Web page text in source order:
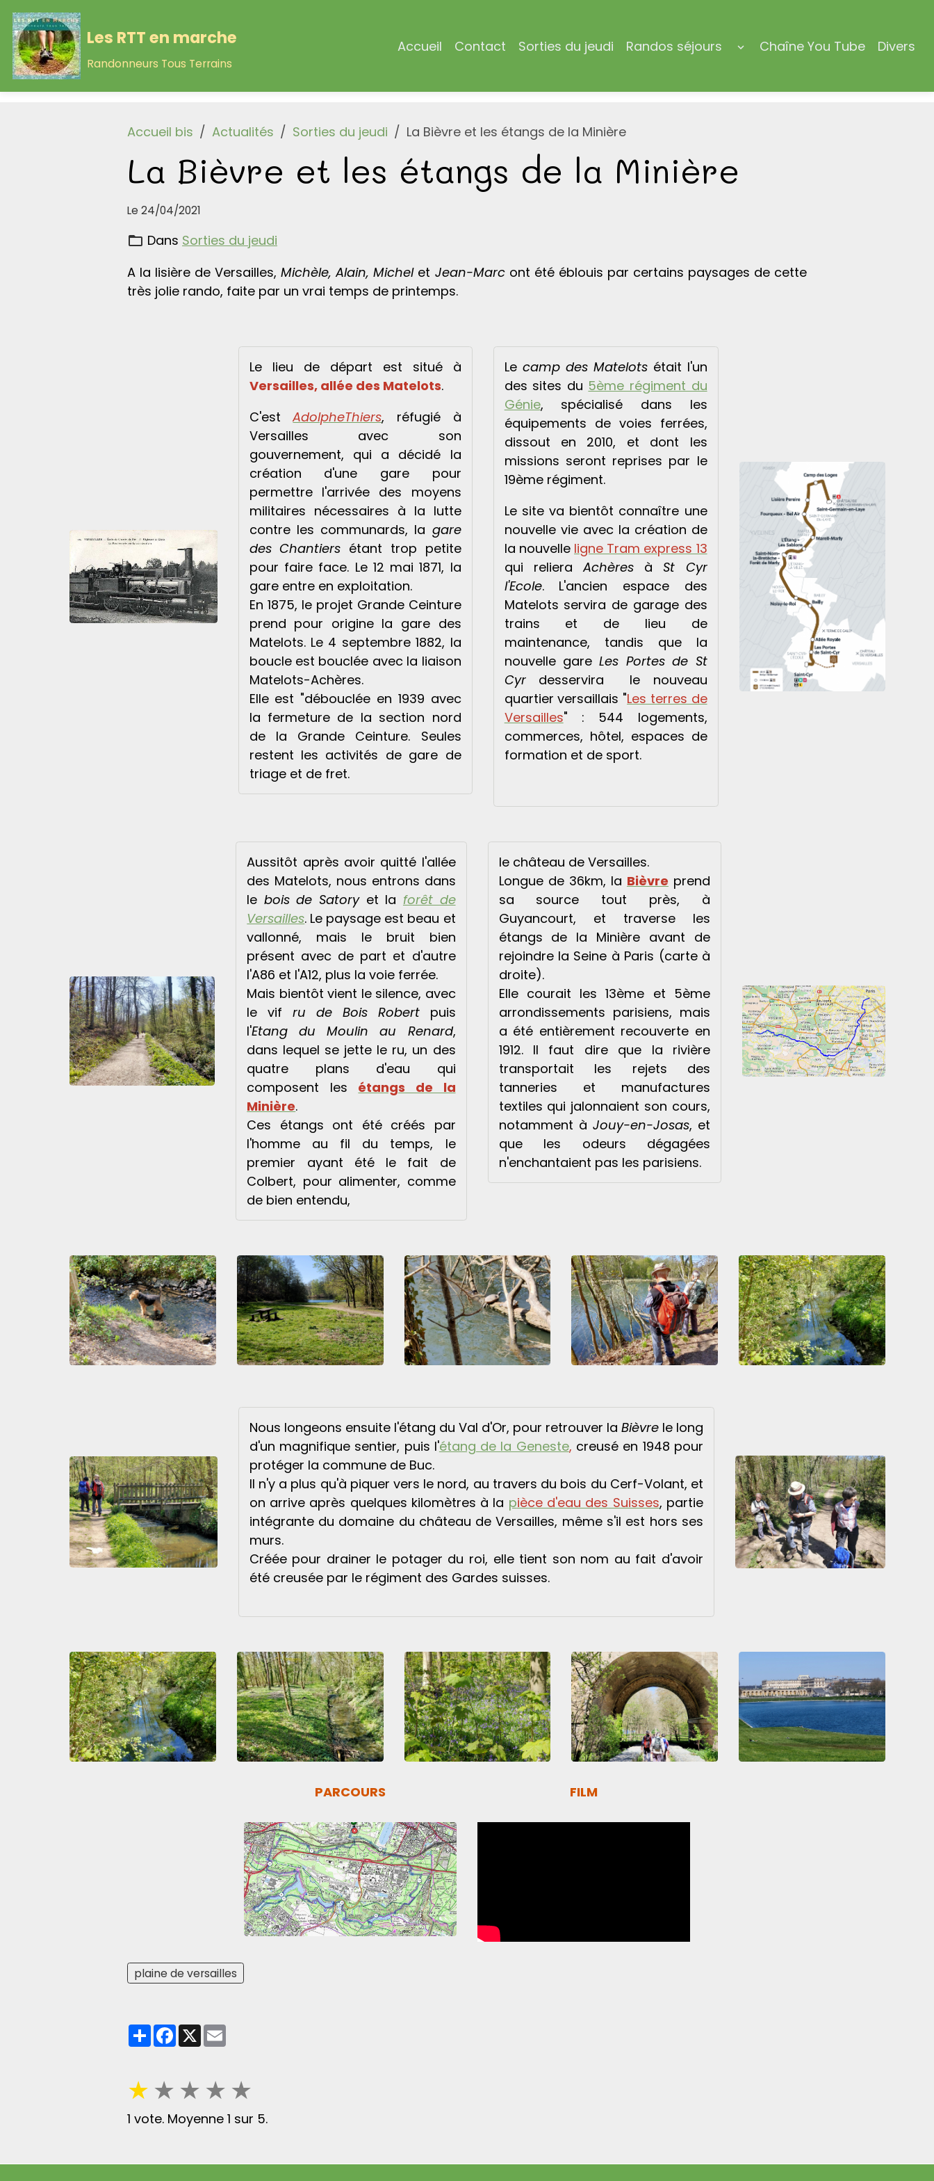
Les RTT en marche
Randonneurs Tous Terrains
Accueil Contact Sorties du jeudi Randos séjours Chaîne You Tube Divers
Accueil bis Actualités Sorties du jeudi La Bièvre et les étangs de la Minière
La Bièvre et les étangs de la Minière
Le 24/04/2021
Dans Sorties du jeudi
A la lisière de Versailles,Michèle, Alain, Michel et Jean-Marcont été éblouis par certains paysages de cette
très jolie rando, faite par un vrai temps de printemps.
Le lieu de départ est situé à
Versailles, allée des Matelots.
C'estAdolpheThiers, réfugié à
Versailles avec son
gouvernement, qui a décidé la
création d'une gare pour
permettre l'arrivée des moyens
militaires nécessaires à la lutte
contre les communards, la gare
des Chantiers étant trop petite
pour faire face. Le 12 mai 1871, la
gare entre en exploitation.
En 1875, le projet Grande Ceinture
prend pour origine la gare des
Matelots. Le 4 septembre 1882, la
boucle est bouclée avec la liaison
Matelots-Achères.
Elle est "débouclée en 1939 avec
la fermeture de la section nord
de la Grande Ceinture. Seules
restent les activités de gare de
triage et de fret.
Le camp des Matelotsétait l'un
des sites du 5ème régiment du
Génie, spécialisé dans les
équipements de voies ferrées,
dissout en 2010, et dont les
missions seront reprises par le
19ème régiment.
Le site va bientôt connaître une
nouvelle vie avec la création de
la nouvelle ligne Tram express 13
qui relieraAchères à St Cyr
l'Ecole. L'ancien espace des
Matelots servira de garage des
trains et de lieu de
maintenance, tandis que la
nouvelle gareLes Portes de St
Cyrdesservira le nouveau
quartier versaillais "Les terres de
Versailles" : 544 logements,
commerces, hôtel, espaces de
formation et de sport.
Aussitôt après avoir quitté l'allée
des Matelots, nous entrons dans
le bois de Satoryet la forêt de
Versailles. Le paysage est beau et
vallonné, mais le bruit bien
présent avec de part et d'autre
l'A86 et l'A12, plus la voie ferrée.
Mais bientôt vient le silence, avec
le vifru de Bois Robertpuis
l'Etang du Moulin au Renard,
dans lequel se jette le ru, un des
quatre plans d'eau qui
composent les étangs de la
Minière.
Ces étangs ont été créés par
l'homme au fil du temps, le
premier ayant été le fait de
Colbert, pour alimenter, comme
de bien entendu,
le château de Versailles.
Longue de 36km, la Bièvre prend
sa source tout près, à
Guyancourt, et traverse les
étangs de la Minière avant de
rejoindre la Seine à Paris (carte à
droite).
Elle courait les 13ème et 5ème
arrondissements parisiens, mais
a été entièrement recouverte en
1912. Il faut dire que la rivière
transportait les rejets des
tanneries et manufactures
textiles qui jalonnaient son cours,
notamment à Jouy-en-Josas, et
que les odeurs dégagées
n'enchantaient pas les parisiens.
Nous longeons ensuite l'étang du Val d'Or, pour retrouver la Bièvrele long
d'un magnifique sentier, puis l'étang de la Geneste, creusé en 1948 pour
protéger la commune de Buc.
Il n'y a plus qu'à piquer vers le nord, au travers du bois du Cerf-Volant, et
on arrive après quelques kilomètres à la pièce d'eau des Suisses, partie
intégrante du domaine du château de Versailles, même s'il est hors ses
murs.
Créée pour drainer le potager du roi, elle tient son nom au fait d'avoir
été creusée par le régiment des Gardes suisses.
PARCOURS FILM
plaine de versailles
Partager
Facebook
X
★★★★★
1 vote. Moyenne 1 sur 5.